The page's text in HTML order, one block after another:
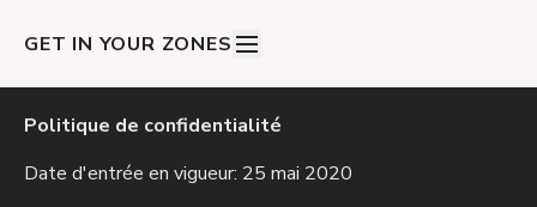
GET IN YOUR ZONES
Politique de confidentialité
Date d'entrée en vigueur: 25 mai 2020